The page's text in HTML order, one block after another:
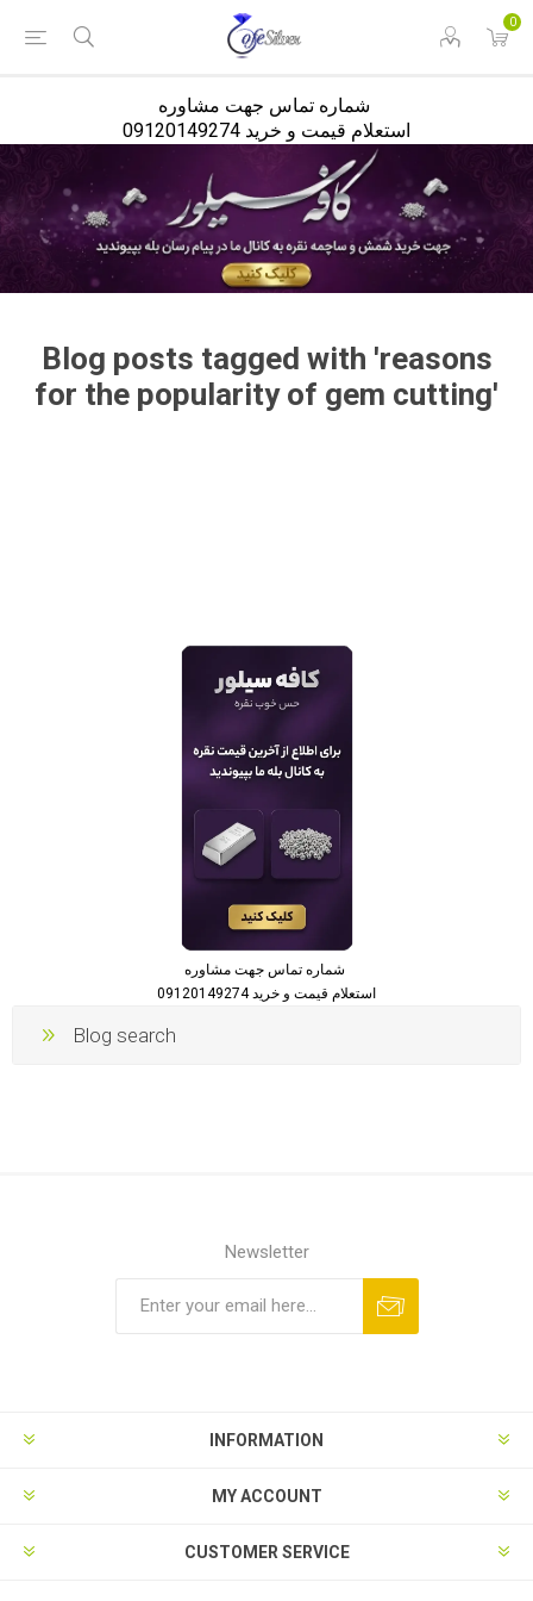
0
استعلام قیمت و خرید 09120149274
Blog posts tagged with 'reasons
for the popularity of gem cutting'
استعلام قیمت و خرید 09120149274
Blog search
Newsletter
INFORMATION
MY ACCOUNT
CUSTOMER SERVICE